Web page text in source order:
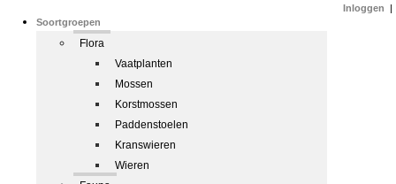
Soortgroepen
Flora
Vaatplanten
Mossen
Korstmossen
Paddenstoelen
Kranswieren
Wieren
Inloggen |